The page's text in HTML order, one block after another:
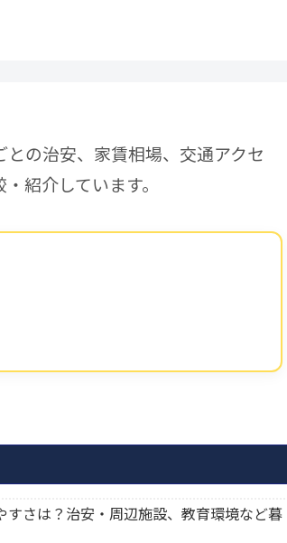
の治安、家賃相場、交通アクセ
紹介しています。
すさは？治安・周辺施設、教育環境など暮